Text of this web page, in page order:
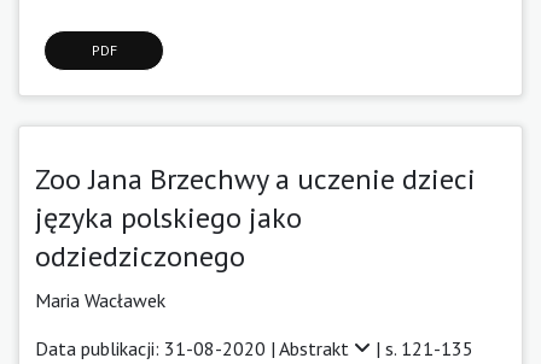
PDF
Zoo Jana Brzechwy a uczenie dzieci
języka polskiego jako
odziedziczonego
Maria Wacławek
Data publikacji: 31-08-2020 | Abstrakt | s. 121-135